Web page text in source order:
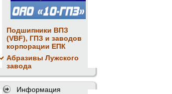
Подшипники ВПЗ
(VBF), ГПЗ и заводов
корпорации ЕПК
Абразивы Лужского
завода
Информация